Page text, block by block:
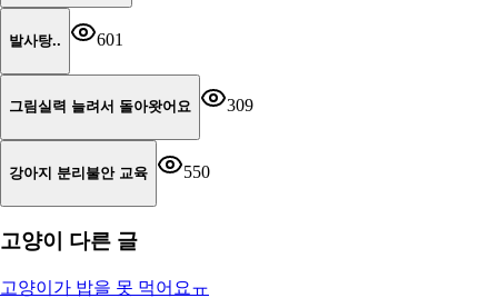
발사탕.. 601
그림실력 늘려서 돌아왓어요 309
강아지 분리불안 교육 550
고양이 다른 글
고양이가 밥을 못 먹어요ㅠ